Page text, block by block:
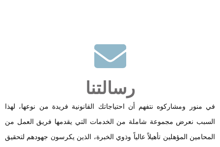
رسالتنا
ومشاركوه نتفهم أن احتياجاتك القانونية فريدة من نوعها، لهذا
نعرض مجموعة شاملة من الخدمات التي يقدمها فريق العمل من
المؤهلين تأهيلاً عالياً وذوي الخبرة، الذين يكرسون جهودهم لتحقيق